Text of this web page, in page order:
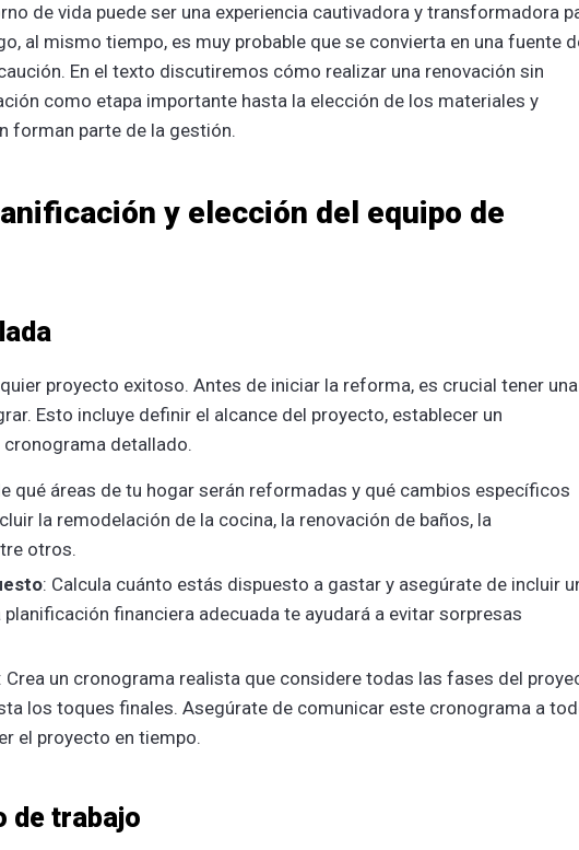
de vida puede ser una experiencia cautivadora y transformadora
al mismo tiempo, es muy probable que se convierta en una fuente
En el texto discutiremos cómo realizar una renovación sin
como etapa importante hasta la elección de los materiales y
forman parte de la gestión.
y elección del equipo de
proyecto exitoso. Antes de iniciar la reforma, es crucial tener una
Esto incluye definir el alcance del proyecto, establecer un
detallado.
qué áreas de tu hogar serán reformadas y qué cambios específicos
la remodelación de la cocina, la renovación de baños, la
otros.
: Calcula cuánto estás dispuesto a gastar y asegúrate de incluir
financiera adecuada te ayudará a evitar sorpresas
: Crea un cronograma realista que considere todas las fases del
los toques finales. Asegúrate de comunicar este cronograma a
el proyecto en tiempo.
de trabajo